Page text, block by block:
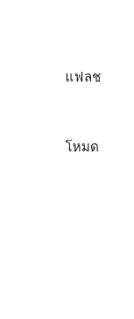
แฟลช
โหมด